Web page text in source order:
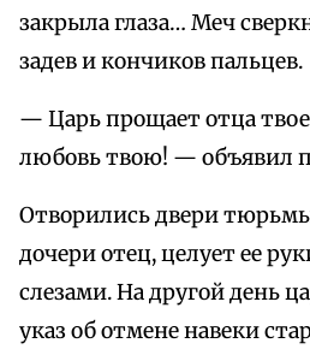
закрыла глаза… Меч
задев и кончиков пальцев.
— Царь прощает отца
любовь твою! — объявил
Отворились двери
дочери отец, целует ее
слезами. На другой день
указ об отмене навеки